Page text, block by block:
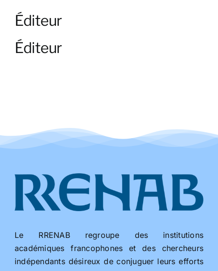
Éditeur
Éditeur
Le RRENAB regroupe des institutions
académiques francophones et des chercheurs
indépendants désireux de conjuguer leurs efforts